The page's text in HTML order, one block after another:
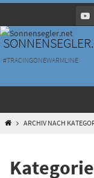
Inhalt
springen
#TRACINGONEWARMLINE
HOMEARCHIV NACH